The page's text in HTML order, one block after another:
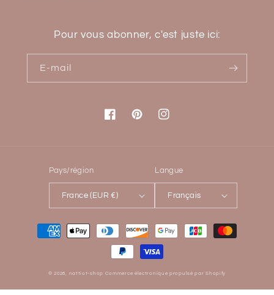
Pour vous abonner, c'est juste ici:
E-mail
FacebookPinterestInstagram
Pays/région
France (EUR €)
Langue
Français
Moyens
© 2026, nattiot-shop Commerce électronique propulsé par Shopify